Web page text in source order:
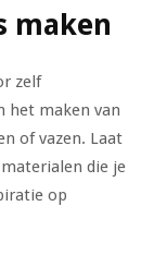
maken
zelf
het maken van
of vazen. Laat
die je
op